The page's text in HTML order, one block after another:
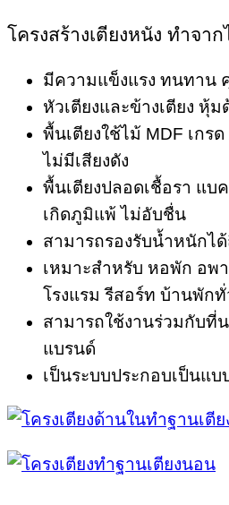
โครงสร้างเตียงหนัง ทำจาก
มีความแข็งแรง ทนทาน
หัวเตียงและข้างเตียง หุ้ม
พื้นเตียงใช้ไม้ MDF เกร
ไม่มีเสียงดัง
พื้นเตียงปลอดเชื้อรา แบ
เกิดภูมิแพ้ ไม่อับชื่น
สามารถรองรับน้ำหนักไ
เหมาะสำหรับ หอพัก อพ
โรงแรม รีสอร์ท บ้านพักทั่
สามารถใช้งานร่วมกับที่
แบรนด์
เป็นระบบประกอบเป็นแบ